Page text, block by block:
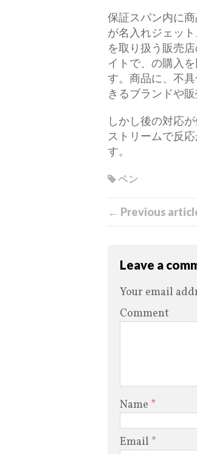
保証スパン内に
が名入れジェッ
を取り扱う販売
イトで、の購入
す。商品に、不
きるブランドや
しかし後の対応
ストリームで反
す。
ペン
← Previous
Leave a
Your email
Comment
Name *
Email *